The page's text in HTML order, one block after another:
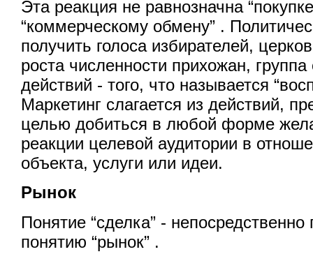
Эта реакция не равнозначна
“коммерческому обмену” .
получить голоса избирателей,
роста численности прихожан,
действий - того, что называется
Маркетинг слагается из действий,
целью добиться в любой форме
реакции целевой аудитории в
объекта, услуги или идеи.
Рынок
Понятие “сделка” - непосредственно
понятию “рынок” .